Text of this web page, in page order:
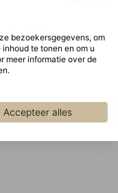
bezoekersgegevens, om
te tonen en om u
meer informatie over de
Accepteer alles
inclusief